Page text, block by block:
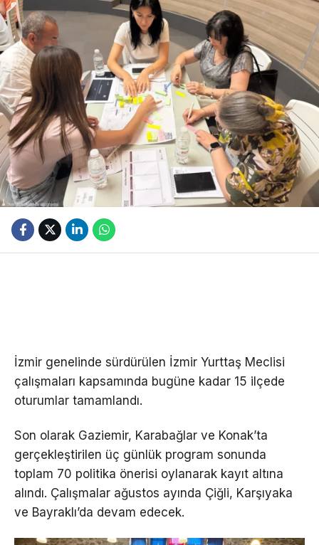
İzmir genelinde sürdürülen İzmir Yurttaş Meclisi
çalışmaları kapsamında bugüne kadar 15 ilçede
oturumlar tamamlandı.
Son olarak Gaziemir, Karabağlar ve Konak’ta
gerçekleştirilen üç günlük program sonunda
toplam 70 politika önerisi oylanarak kayıt altına
alındı. Çalışmalar ağustos ayında Çiğli, Karşıyaka
ve Bayraklı’da devam edecek.